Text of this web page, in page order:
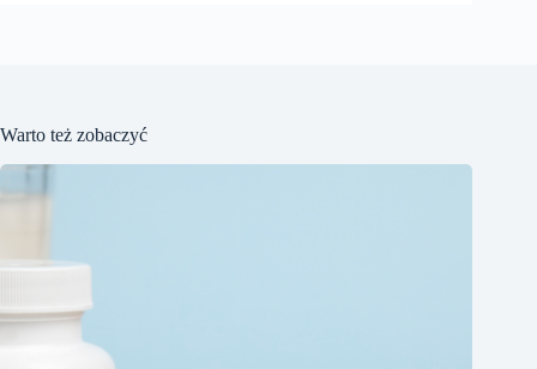
Warto też zobaczyć